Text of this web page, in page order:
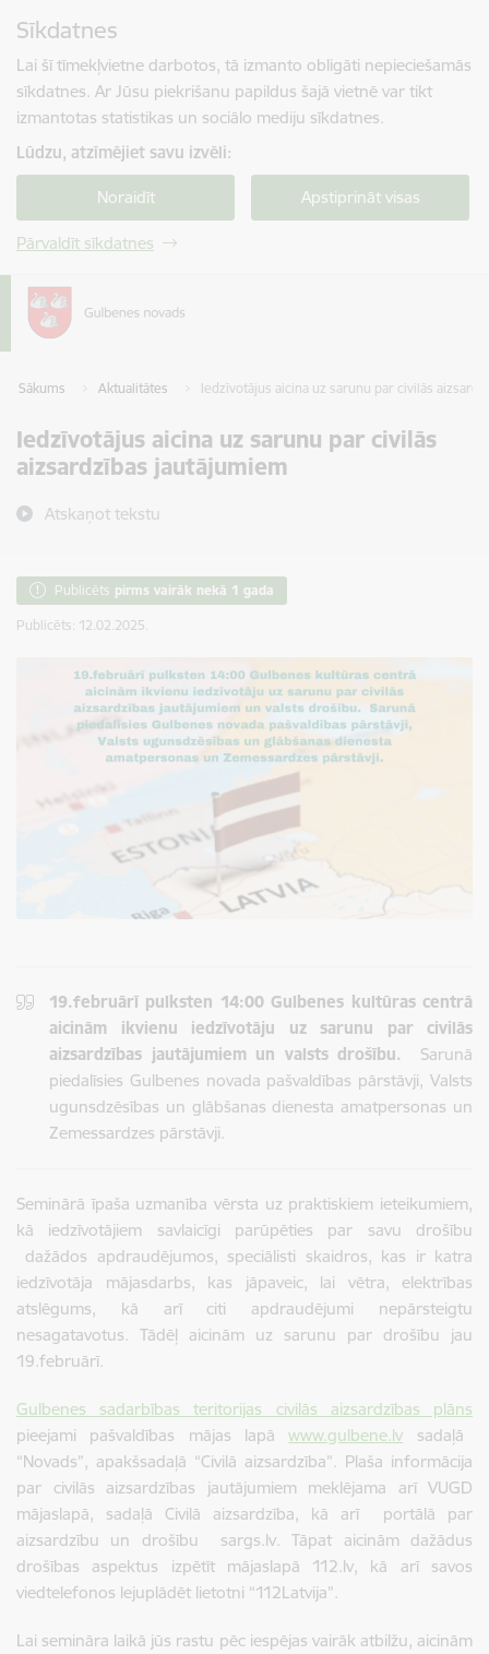
Sīkdatnes
Lai šī tīmekļvietne darbotos, tā izmanto obligāti nepieciešamās
sīkdatnes. Ar Jūsu piekrišanu papildus šajā vietnē var tikt
izmantotas statistikas un sociālo mediju sīkdatnes.
Lūdzu, atzīmējiet savu izvēli:
Noraidīt Apstiprināt visas
Pārvaldīt sīkdatnes
Sākums Aktualitātes Iedzīvotājus aicina uz sarunu par civilās
Iedzīvotājus aicina uz sarunu par civilās
aizsardzības jautājumiem
Atskaņot tekstu
Publicēts pirms vairāk nekā 1 gada
Publicēts: 12.02.2025.
19.februārī pulksten 14:00 Gulbenes kultūras centrā
aicinām ikvienu iedzīvotāju uz sarunu par civilās
aizsardzības jautājumiem un valsts drošību. Sarunā
piedalīsies Gulbenes novada pašvaldības pārstāvji, Valsts
ugunsdzēsības un glābšanas dienesta amatpersonas un
Zemessardzes pārstāvji.
Seminārā īpaša uzmanība vērsta uz praktiskiem ieteikumiem,
kā iedzīvotājiem savlaicīgi parūpēties par savu drošību
dažādos apdraudējumos, speciālisti skaidros, kas ir katra
iedzīvotāja mājasdarbs, kas jāpaveic, lai vētra, elektrības
atslēgums, kā arī citi apdraudējumi nepārsteigtu
nesagatavotus. Tādēļ aicinām uz sarunu par drošību jau
19.februārī.
Gulbenes sadarbības teritorijas civilās aizsardzības plāns
pieejami pašvaldības mājas lapāwww.gulbene.lv sadaļā
“Novads”, apakšsadaļā “Civilā aizsardzība”. Plaša informācija
par civilās aizsardzības jautājumiem meklējama arī VUGD
mājaslapā, sadaļā Civilā aizsardzība, kā arī portālā par
aizsardzību un drošību sargs.lv. Tāpat aicinām dažādus
drošības aspektus izpētīt mājaslapā 112.lv, kā arī savos
viedtelefonos lejuplādēt lietotni “112Latvija”.
Lai semināra laikā jūs rastu pēc iespējas vairāk atbilžu, aicinām